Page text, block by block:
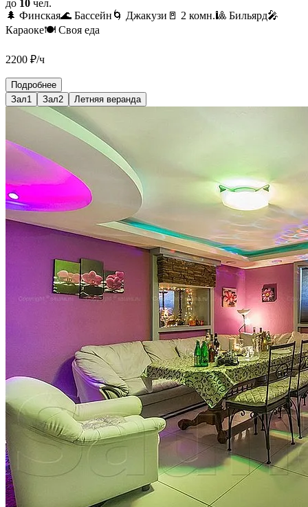
до 10 чел.
🌲 Финская🌊 Бассейн 🌀 Джакузи 🚪 2 комн.🎱 Бильярд🎤
Караоке🍽️ Своя еда
2200 ₽/ч
Подробнее
Зал1
Зал2 Летняя веранда